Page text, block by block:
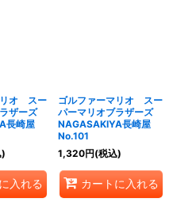
リオ スー
ザーズ
長崎屋
入れる
ゴルファーマリオ スー
パーマリオブラザーズ
NAGASAKIYA長崎屋
No.101
1,320円(税込)
カートに入れる